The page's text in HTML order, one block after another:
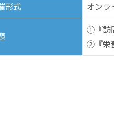
形式
オンラ
①『訪
②『栄